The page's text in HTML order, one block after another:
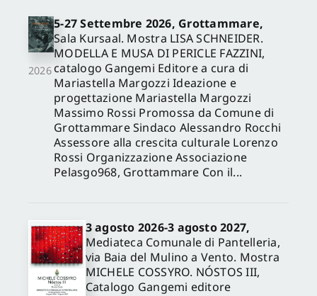
2026
5-27 Settembre 2026, Grottammare,
Sala Kursaal. Mostra LISA SCHNEIDER.
MODELLA E MUSA DI PERICLE FAZZINI,
catalogo Gangemi Editore a cura di
Mariastella Margozzi Ideazione e
progettazione Mariastella Margozzi
Massimo Rossi Promossa da Comune di
Grottammare Sindaco Alessandro Rocchi
Assessore alla crescita culturale Lorenzo
Rossi Organizzazione Associazione
Pelasgo968, Grottammare Con il...
3 agosto 2026-3 agosto 2027,
Mediateca Comunale di Pantelleria,
via Baia del Mulino a Vento. Mostra
MICHELE COSSYRO. NÓSTOS III,
Catalogo Gangemi editore